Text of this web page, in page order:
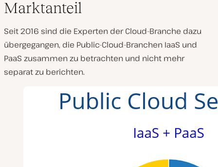
Marktanteil
Seit 2016 sind die Experten der Cloud-Branche dazu
übergegangen, die Public-Cloud-Branchen IaaS und
PaaS zusammen zu betrachten und nicht mehr
separat zu berichten.